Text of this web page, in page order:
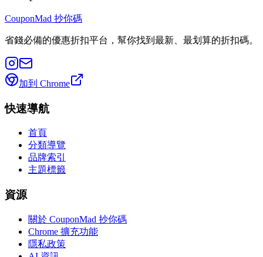
CouponMad 抄你碼
省錢必備的優惠折扣平台，幫你找到最新、最划算的折扣碼。
加到 Chrome
快速導航
首頁
分類導覽
品牌索引
主題標籤
資源
關於 CouponMad 抄你碼
Chrome 擴充功能
隱私政策